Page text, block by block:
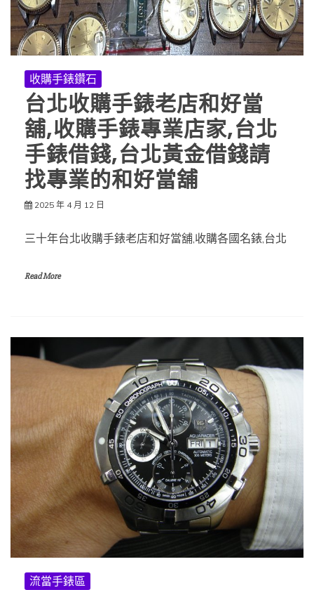
收購手錶鑽石
台北收購手錶老店和好當
舖,收購手錶專業店家,台北
手錶借錢,台北黃金借錢請
找專業的和好當舖
2025 年 4 月 12 日
三十年台北收購手錶老店和好當舖,收購各國名錶,台北
Read More
流當手錶區